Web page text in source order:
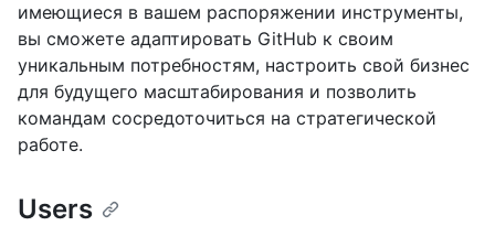
имеющиеся в вашем распоряжении инструменты,
вы сможете адаптировать GitHub к своим
уникальным потребностям, настроить свой бизнес
для будущего масштабирования и позволить
командам сосредоточиться на стратегической
работе.
Users